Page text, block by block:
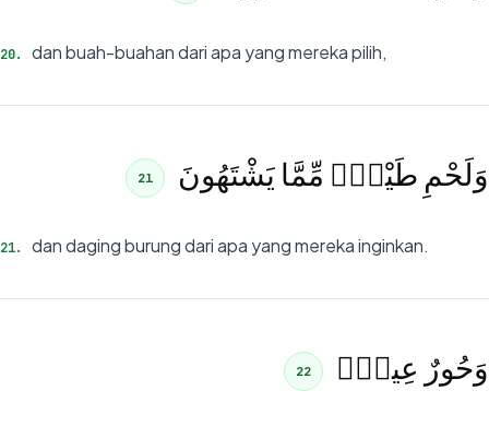
20. dan buah-buahan dari apa yang mereka pilih,
وَلَحْمِ طَيْرٍۢ مِّمَّا يَشْتَهُونَ 21
21. dan daging burung dari apa yang mereka inginkan.
وَحُورٌ عِينٌۭ 22